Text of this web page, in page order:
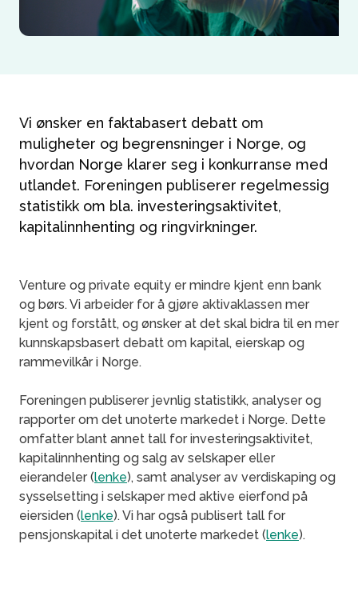
Vi ønsker en faktabasert debatt om
muligheter og begrensninger i Norge, og
hvordan Norge klarer seg i konkurranse med
utlandet. Foreningen publiserer regelmessig
statistikk om bla. investeringsaktivitet,
kapitalinnhenting og ringvirkninger.
Venture og private equity er mindre kjent enn bank
og børs. Vi arbeider for å gjøre aktivaklassen mer
kjent og forstått, og ønsker at det skal bidra til en mer
kunnskapsbasert debatt om kapital, eierskap og
rammevilkår i Norge.
Foreningen publiserer jevnlig statistikk, analyser og
rapporter om det unoterte markedet i Norge. Dette
omfatter blant annet tall for investeringsaktivitet,
kapitalinnhenting og salg av selskaper eller
eierandeler (lenke), samt analyser av verdiskaping og
sysselsetting i selskaper med aktive eierfond på
eiersiden (lenke). Vi har også publisert tall for
pensjonskapital i det unoterte markedet (lenke).